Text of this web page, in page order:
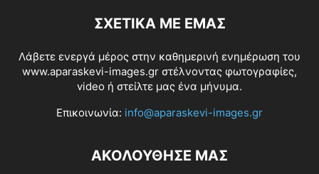
ΣΧΕΤΙΚΆ ΜΕ ΕΜΆΣ
Λάβετε ενεργά μέρος στην καθημερινή ενημέρωση του
www.aparaskevi-images.gr στέλνοντας φωτογραφίες,
video ή στείλτε μας ένα μήνυμα.
Επικοινωνία: info@aparaskevi-images.gr
ΑΚΟΛΟΥΘΗΣΕ ΜΑΣ